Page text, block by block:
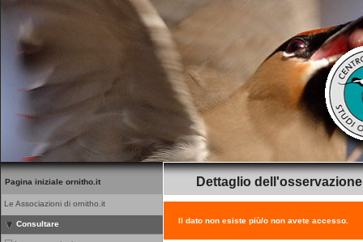
Pagina iniziale ornitho.it
Le Associazioni di ornitho.it
Consultare
Dettaglio dell'osservazione
Il dato non esiste più/o non avete accesso.